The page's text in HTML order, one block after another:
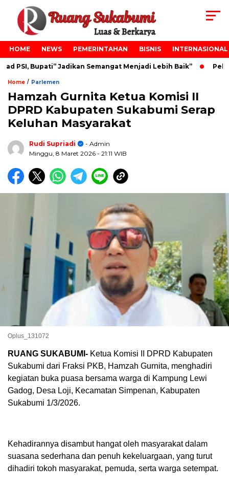
HOME NEWS PEMERINTAHAN BISNIS INTERNASIONAL
PSI, Bupati” Jadikan Semangat Menjadi Lebih Baik”
Home / Parlemen
Hamzah Gurnita Ketua Komisi II
DPRD Kabupaten Sukabumi Serap
Keluhan Masyarakat
Rudi Supriadi
- Admin
Minggu, 8 Maret 2026 - 21:11 WIB
Oplus_131072
RUANG SUKABUMI- Ketua Komisi II DPRD Kabupaten
Sukabumi dari Fraksi PKB, Hamzah Gurnita, menghadiri
kegiatan buka puasa bersama warga di Kampung Lewi
Gadog, Desa Loji, Kecamatan Simpenan, Kabupaten
Sukabumi 1/3/2026.
Kehadirannya disambut hangat oleh masyarakat dalam
suasana sederhana dan penuh kekeluargaan, yang turut
dihadiri tokoh masyarakat, pemuda, serta warga setempat.